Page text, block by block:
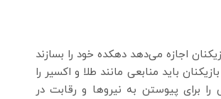
اجازه می‌دهد دهکده خود را بسازند
باید منابعی مانند طلا و اکسیر را
برای پیوستن به نیروها و رقابت در